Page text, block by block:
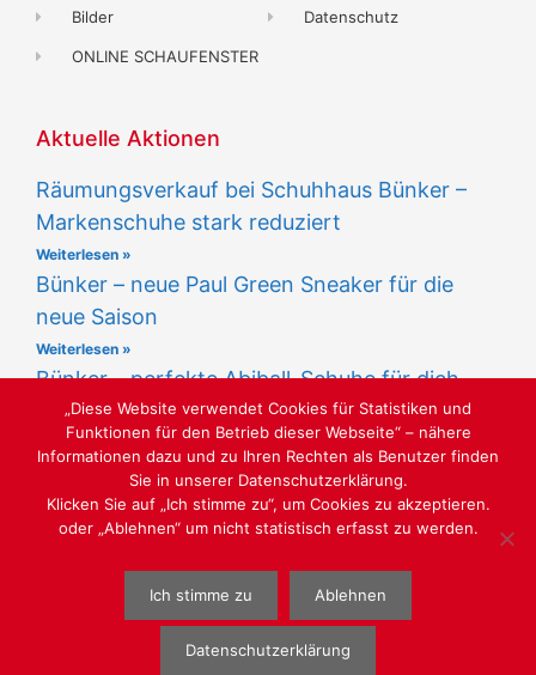
Bilder
ONLINE SCHAUFENSTER
Datenschutz
Aktuelle Aktionen
Räumungsverkauf bei Schuhhaus Bünker –
Markenschuhe stark reduziert
Weiterlesen »
Bünker – neue Paul Green Sneaker für die
neue Saison
Weiterlesen »
Bünker – perfekte Abiball-Schuhe für dich
Weiterlesen »
WEBGESTALTUNGWWW.SABU-VERBUNDGRUPPE.DE
GMBH
„Diese Website verwendet Cookies für Statistiken und
Funktionen für den Betrieb dieser Webseite“ – nähere
Informationen dazu und zu Ihren Rechten als Benutzer finden
Sie in unserer Datenschutzerklärung.
Klicken Sie auf „Ich stimme zu“, um Cookies zu akzeptieren.
oder „Ablehnen“ um nicht statistisch erfasst zu werden.
Ich stimme zu Ablehnen
Datenschutzerklärung